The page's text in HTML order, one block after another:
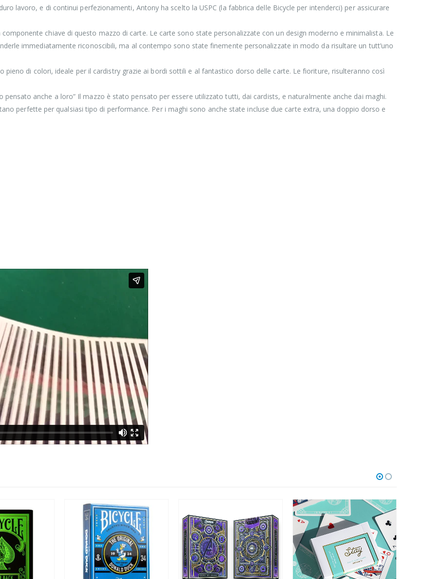
lavoro, e di continui perfezionamenti, Antony ha scelto la USPC (la fabbrica delle Bicycle per intenderci) per assicurare
chiave di questo mazzo di carte. Le carte sono state personalizzate con un design moderno e minimalista. Le
immediatamente riconoscibili, ma al contempo sono state finemente personalizzate in modo da risultare un tutt’uno
pieno di colori, ideale per il cardistry grazie ai bordi sottili e al fantastico dorso delle carte. Le fioriture, risulteranno così
pensato anche a loro” Il mazzo è stato pensato per essere utilizzato tutti, dai cardists, e naturalmente anche dai maghi.
perfette per qualsiasi tipo di performance. Per i maghi sono anche state incluse due carte extra, una doppio dorso e